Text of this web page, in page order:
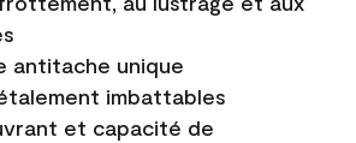
antitache unique
imbattables
et capacité de